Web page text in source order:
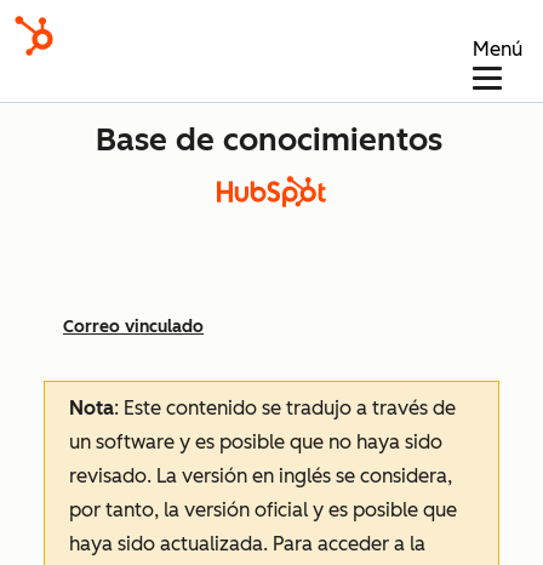
Menú
Base de conocimientos
Correo vinculado
Nota: Este contenido se tradujo a través de
un software y es posible que no haya sido
revisado. La versión en inglés se considera,
por tanto, la versión oficial y es posible que
haya sido actualizada. Para acceder a la